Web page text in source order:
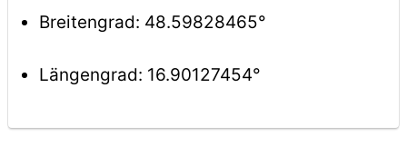
Breitengrad: 48.59828465°
Längengrad: 16.90127454°